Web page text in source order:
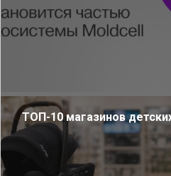
ТОП-10 магазинов